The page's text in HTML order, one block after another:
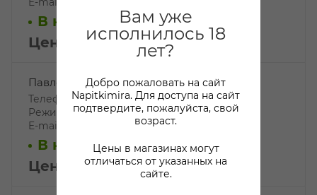
Вам уже
исполнилось 18
лет?
Добро пожаловать на сайт
Napitkimira. Для доступа на сайт
подтвердите, пожалуйста, свой
возраст.
Цены в магазинах могут
отличаться от указанных на
сайте.
В наличии: 4
Цена: 44.99₽/шт
Павловск, г. Павловск, Слуцкая ул., д. 9
Телефон: +7 812 244-20-37,
Режим работы: 10:00-22:00
E-mail:
pavlovsk@napitkimira.com
В наличии: 20
Цена: 44.99₽/шт